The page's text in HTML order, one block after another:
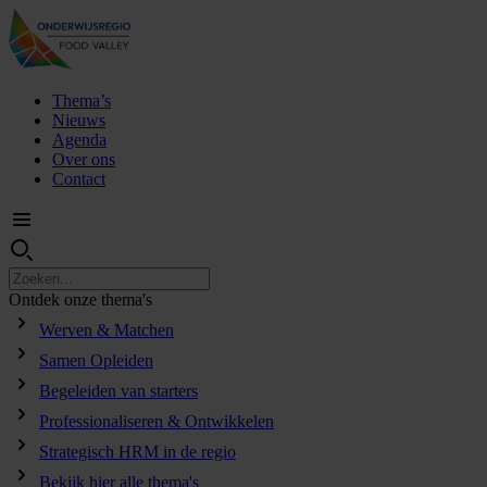
Thema’s
Nieuws
Agenda
Over ons
Contact
Ontdek onze thema's
Werven & Matchen
Samen Opleiden
Begeleiden van starters
Professionaliseren & Ontwikkelen
Strategisch HRM in de regio
Bekijk hier alle thema's